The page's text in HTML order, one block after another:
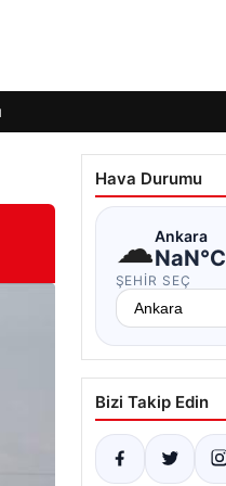
Hava Durumu
☁Ankara
NaN°C
ŞEHIR SEÇ
Bizi Takip Edin